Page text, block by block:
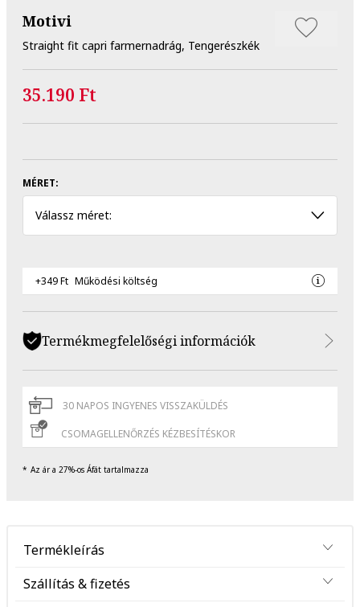
Motivi
Straight fit capri farmernadrág, Tengerészkék
35.190 Ft
MÉRET:
Válassz méret:
+349 Ft Működési költség
Termékmegfelelőségi információk
30 NAPOS INGYENES VISSZAKÜLDÉS
CSOMAGELLENŐRZÉS KÉZBESÍTÉSKOR
Az ár a 27%-os Áfát tartalmazza
Termékleírás
Szállítás & fizetés